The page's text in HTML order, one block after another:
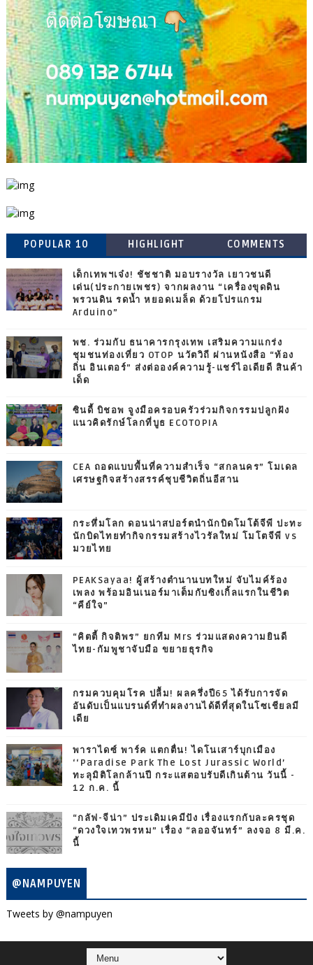
POPULAR 10 HIGHLIGHT COMMENTS
เด็กเทพฯเจ๋ง! ชัชชาติ มอบรางวัล เยาวชนดี
เด่น(ประกายเพชร) จากผลงาน “เครื่องขุดดิน
พรวนดิน รดน้ำ หยอดเมล็ด ด้วยโปรแกรม
Arduino”
พช. ร่วมกับ ธนาคารกรุงเทพ เสริมความแกร่ง
ชุมชนท่องเที่ยว OTOP นวัตวิถี ผ่านหนังสือ “ท้อง
ถิ่น อินเตอร์” ส่งต่อองค์ความรู้-แชร์ไอเดียดี สินค้า
เด็ด
ซินดี้ บิชอพ จูงมือครอบครัวร่วมกิจกรรมปลูกฝัง
แนวคิดรักษ์โลกที่บูธ ECOTOPIA
CEA ถอดแบบพื้นที่ความสำเร็จ “สกลนคร” โมเดล
เศรษฐกิจสร้างสรรค์ชุบชีวิตถิ่นอีสาน
กระหึ่มโลก ดอนน่าสปอร์ตนำนักบิดโมโต้จีพี ปะทะ
นักบิดไทยทำกิจกรรมสร้างไวรัลใหม่ โมโตจีพี vs
มวยไทย
PEAKSayaa! ผู้สร้างตำนานบทใหม่ จับไมค์ร้อง
เพลง พร้อมอินเนอร์มาเต็มกับซิงเกิ้ลแรกในชีวิต
“คีย์ใจ”
“คิตตี้ กิจติพร” ยกทีม Mrs ร่วมแสดงความยินดี
ไทย-กัมพูชาจับมือ ขยายธุรกิจ
กรมควบคุมโรค ปลื้ม! ผลครึ่งปี65 ได้รับการจัด
อันดับเป็นแบรนด์ที่ทำผลงานได้ดีที่สุดในโซเชียลมี
เดีย
พาราไดซ์ พาร์ค แตกตื่น! ไดโนเสาร์บุกเมือง
‘‘Paradise Park The Lost Jurassic World’
ทะลุมิติโลกล้านปี กระแสตอบรับดีเกินต้าน วันนี้ -
12 ก.ค. นี้
“กลัฟ-จีน่า” ประเดิมเคมีปัง เรื่องแรกกับละครชุด
“ดวงใจเทวพรหม” เรื่อง “ลออจันทร์” ลงจอ 8 มี.ค.
นี้
@NAMPUYEN
Tweets by @nampuyen